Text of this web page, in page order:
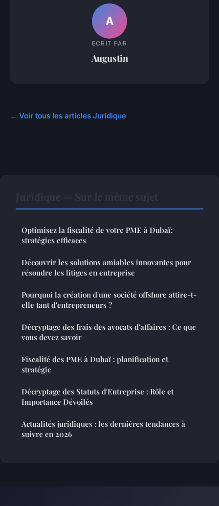
A
ECRIT PAR
Augustin
← Voir tous les articles Juridique
Optimisez la fiscalité de votre PME à Dubaï:
stratégies efficaces
Découvrir les solutions amiables innovantes pour
résoudre les litiges en entreprise
Pourquoi la création d'une société offshore attire-t-
elle tant d'entrepreneurs ?
Décryptage des frais des avocats d'affaires : Ce que
vous devez savoir
Fiscalité des PME à Dubaï : planification et
stratégie
Décryptage des Statuts d'Entreprise : Rôle et
Importance Dévoilés
Actualités juridiques : les dernières tendances à
suivre en 2026